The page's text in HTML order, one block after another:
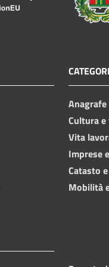
Cultura
Vita
Imprese
Catasto
Mobilità